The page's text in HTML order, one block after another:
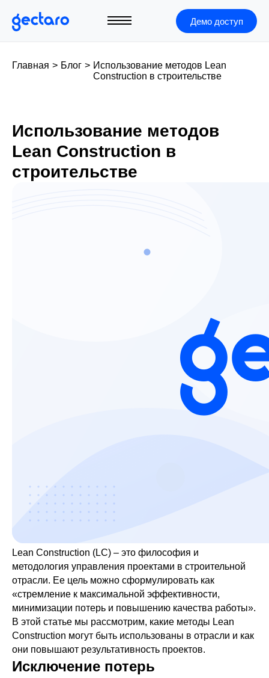
Демо доступ
Главная > Блог > Использование методов Lean
Construction в строительстве
Использование методов
Lean Construction в
строительстве
Lean Construction (LC) – это философия и
методология управления проектами в строительной
отрасли. Ее цель можно сформулировать как
«стремление к максимальной эффективности,
минимизации потерь и повышению качества работы».
В этой статье мы рассмотрим, какие методы Lean
Construction могут быть использованы в отрасли и как
они повышают результативность проектов.
Исключение потерь